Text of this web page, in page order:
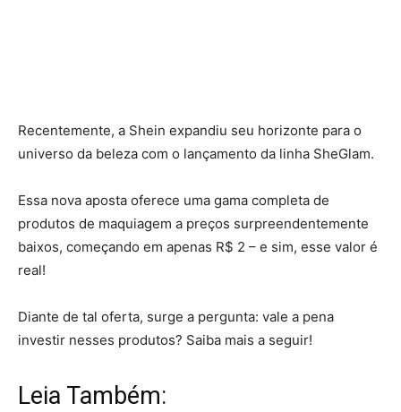
Recentemente, a Shein expandiu seu horizonte para o
universo da beleza com o lançamento da linha SheGlam.
Essa nova aposta oferece uma gama completa de
produtos de maquiagem a preços surpreendentemente
baixos, começando em apenas R$ 2 – e sim, esse valor é
real!
Diante de tal oferta, surge a pergunta: vale a pena
investir nesses produtos? Saiba mais a seguir!
Leia Também: